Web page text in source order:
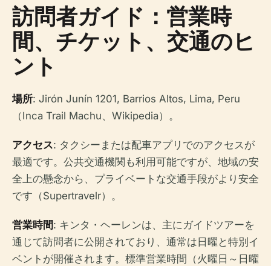
訪問者ガイド：営業時
間、チケット、交通のヒ
ント
場所: Jirón Junín 1201, Barrios Altos, Lima, Peru
（Inca Trail Machu、Wikipedia）。
アクセス: タクシーまたは配車アプリでのアクセスが
最適です。公共交通機関も利用可能ですが、地域の安
全上の懸念から、プライベートな交通手段がより安全
です（Supertravelr）。
営業時間: キンタ・ヘーレンは、主にガイドツアーを
通じて訪問者に公開されており、通常は日曜と特別イ
ベントが開催されます。標準営業時間（火曜日～日曜